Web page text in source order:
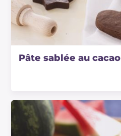
Pâte sablée au cacao